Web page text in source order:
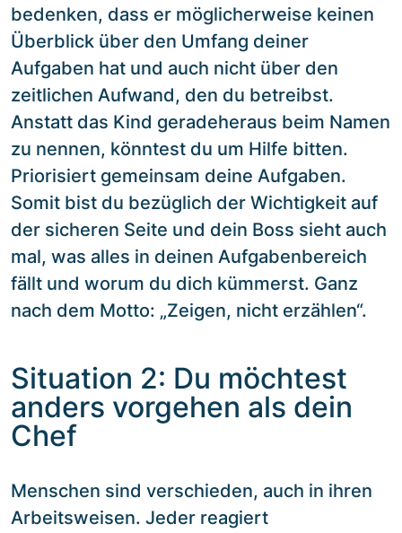
bedenken, dass er möglicherweise keinen
Überblick über den Umfang deiner
Aufgaben hat und auch nicht über den
zeitlichen Aufwand, den du betreibst.
Anstatt das Kind geradeheraus beim Namen
zu nennen, könntest du um Hilfe bitten.
Priorisiert gemeinsam deine Aufgaben.
Somit bist du bezüglich der Wichtigkeit auf
der sicheren Seite und dein Boss sieht auch
mal, was alles in deinen Aufgabenbereich
fällt und worum du dich kümmerst. Ganz
nach dem Motto: „Zeigen, nicht erzählen“.
Situation 2: Du möchtest
anders vorgehen als dein
Chef
Menschen sind verschieden, auch in ihren
Arbeitsweisen. Jeder reagiert